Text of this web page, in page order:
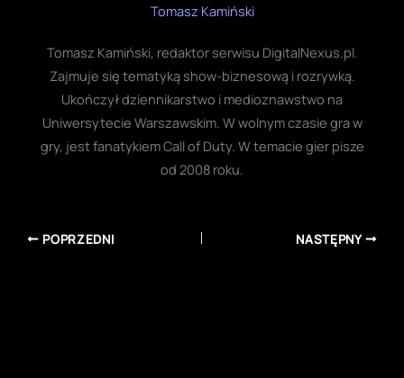
Tomasz Kamiński
Tomasz Kamiński, redaktor serwisu DigitalNexus.pl.
Zajmuje się tematyką show-biznesową i rozrywką.
Ukończył dziennikarstwo i medioznawstwo na
Uniwersytecie Warszawskim. W wolnym czasie gra w
gry, jest fanatykiem Call of Duty. W temacie gier pisze
od 2008 roku.
POPRZEDNI NASTĘPNY